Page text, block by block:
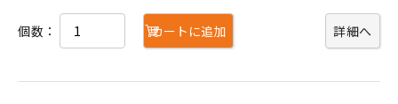
詳細へ
個数： カートに追加